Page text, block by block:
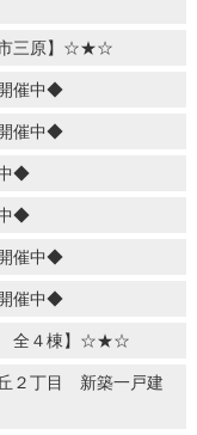
市三原】☆★☆
催中◆
催中◆
◆
◆
催中◆
催中◆
全４棟】☆★☆
２丁目 新築一戸建